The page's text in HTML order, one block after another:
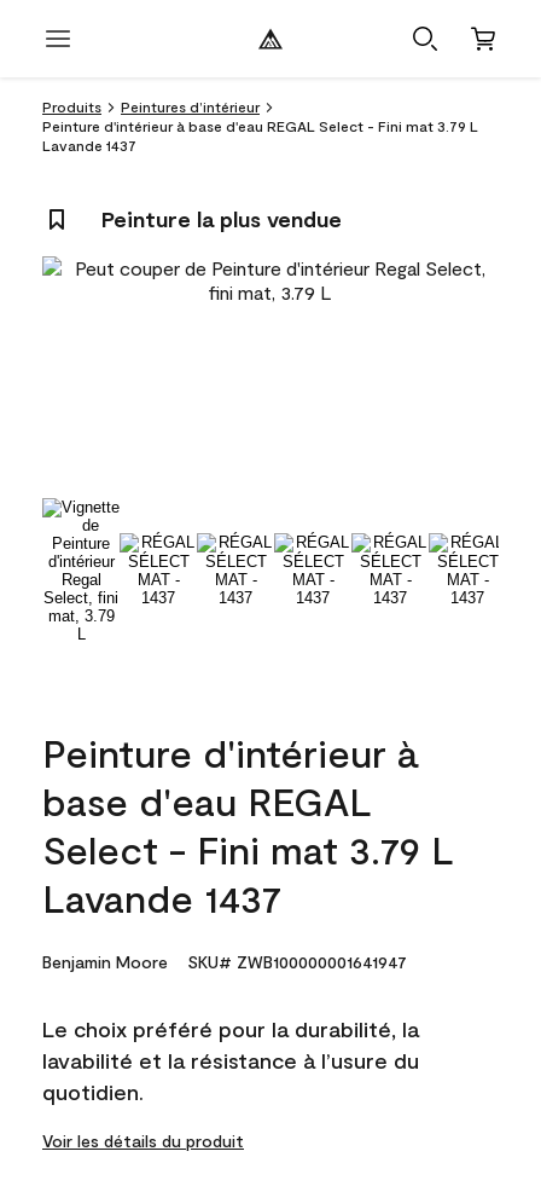
Produits
Peintures d’intérieur
Peinture d'intérieur à base d'eau REGAL Select - Fini mat 3.79 L
Lavande 1437
Peinture la plus vendue
Peinture d'intérieur à
base d'eau REGAL
Select - Fini mat 3.79 L
Lavande 1437
Benjamin Moore SKU# ZWB100000001641947
Le choix préféré pour la durabilité, la
lavabilité et la résistance à l’usure du
quotidien.
Voir les détails du produit